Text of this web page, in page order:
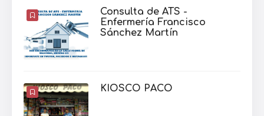
Consulta de ATS -
Enfermería Francisco
Sánchez Martín
KIOSCO PACO